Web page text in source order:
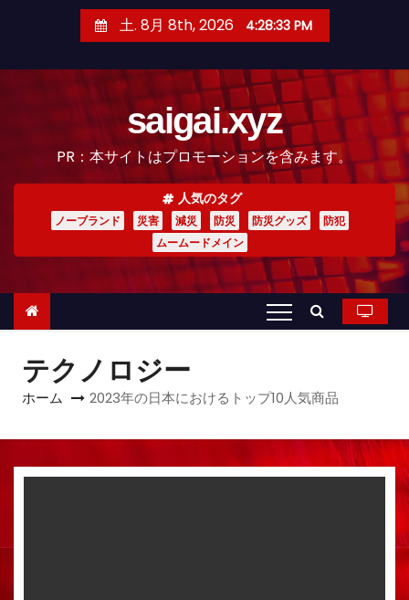
土. 8月 8th, 2026 4:28:34 PM
saigai.xyz
PR：本サイトはプロモーションを含みます。
人気のタグ
ノーブランド 災害 減災 防災 防災グッズ
防犯
ムームードメイン
テクノロジー
ホーム 2023年の日本におけるトップ10人気商品